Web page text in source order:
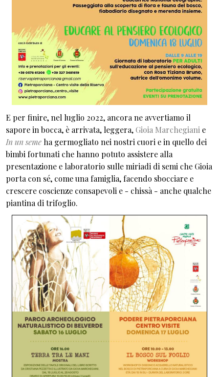
E per finire, nel luglio 2022, ancora ne avvertiamo il
sapore in bocca, è arrivata, leggera, Gioia Marchegiani e
In un seme ha germogliato nei nostri cuori e in quello dei
bimbi fortunati che hanno potuto assistere alla
presentazione e laboratorio sulle miriadi di semi che Gioia
porta con sé, come una famiglia, facendo sbocciare e
crescere coscienze consapevoli e - chissà - anche qualche
piantina di trifoglio.